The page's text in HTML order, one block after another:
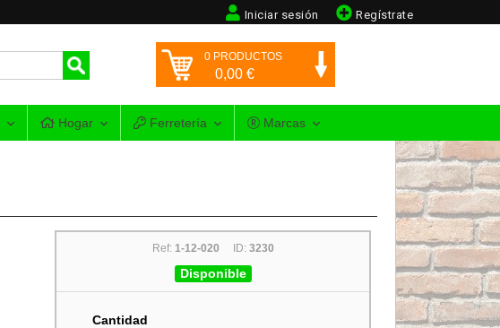
Regístrate
Iniciar sesión
0 PRODUCTOS
0,00 €
Hogar Ferretería Marcas
Ref: 1-12-020 ID: 3230
Disponible
Cantidad